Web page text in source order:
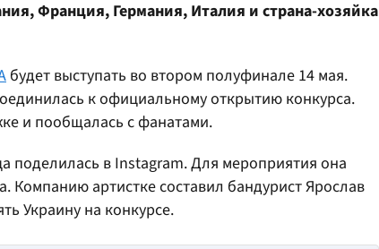
Франция, Германия, Италия и страна-хозяйка
будет выступать во втором полуфинале 14 мая.
к официальному открытию конкурса.
и пообщалась с фанатами.
поделилась в Instagram. Для мероприятия она
Компанию артистке составил бандурист Ярослав
Украину на конкурсе.